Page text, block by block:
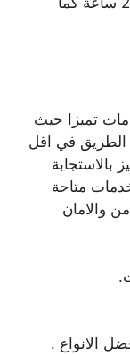
تميزا حيث
الطريق في اقل
بالاستجابة
متاحة
والامان
الانواع .